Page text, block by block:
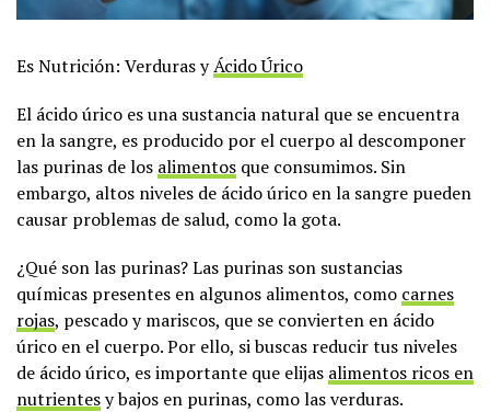
Es Nutrición: Verduras yÁcido Úrico
El ácido úrico es una sustancia natural que se encuentra
en la sangre, es producido por el cuerpo al descomponer
las purinas de los alimentos que consumimos. Sin
embargo, altos niveles de ácido úrico en la sangre pueden
causar problemas de salud, como la gota.
¿Qué son las purinas? Las purinas son sustancias
químicas presentes en algunos alimentos, como carnes
rojas, pescado y mariscos, que se convierten en ácido
úrico en el cuerpo. Por ello, si buscas reducir tus niveles
de ácido úrico, es importante que elijas alimentos ricos en
nutrientesy bajos en purinas, como las verduras.